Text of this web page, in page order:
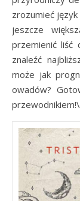
zrozumieć
jeszcze
przemienić liść
znaleźć
może jak
owadów?